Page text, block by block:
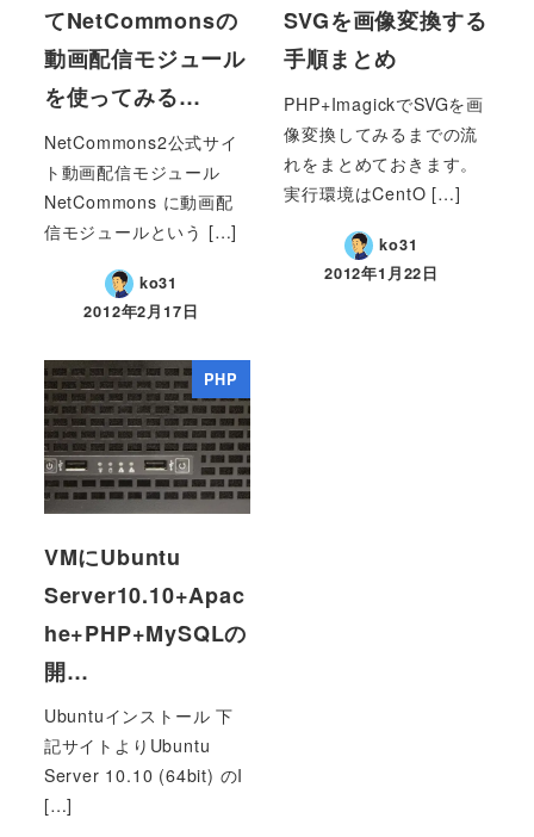
てNetCommonsの
動画配信モジュール
を使ってみる…
NetCommons2公式サイ
ト動画配信モジュール
NetCommons に動画配
信モジュールという […]
ko31
2012年2月17日
SVGを画像変換する
手順まとめ
PHP+ImagickでSVGを画
像変換してみるまでの流
れをまとめておきます。
実行環境はCentO […]
ko31
2012年1月22日
PHP
VMにUbuntu
Server10.10+Apac
he+PHP+MySQLの
開…
Ubuntuインストール 下
記サイトよりUbuntu
Server 10.10 (64bit) のI
[…]